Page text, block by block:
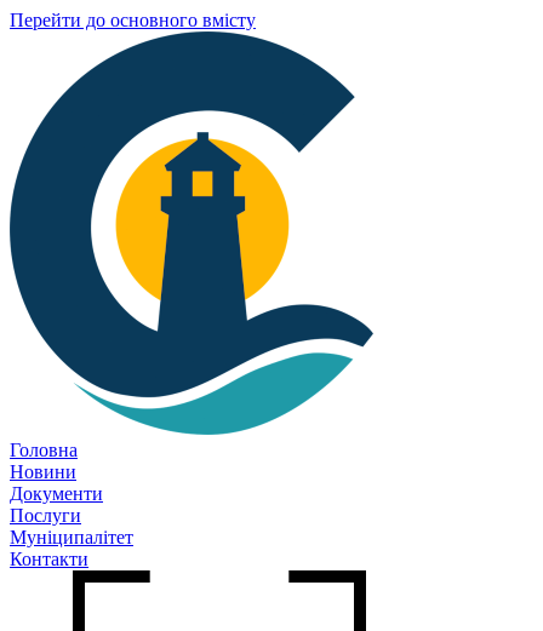
Перейти до основного вмісту
Головна
Новини
Документи
Послуги
Муніципалітет
Контакти